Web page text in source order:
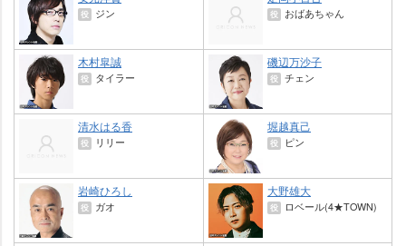
役 ジン 役 おばあちゃん
木村皐誠
役 タイラー
磯辺万沙子
役 チェン
清水はる香
役 リリー
堀越真己
役 ピン
崎ひろし
役 ガオ
大野雄大
役 ロベール(4★TOWN)